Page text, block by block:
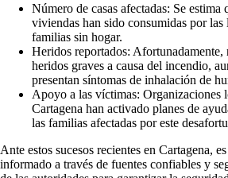
Número de casas afectadas: Se estima
viviendas han sido consumidas por las
familias sin hogar.
Heridos reportados: Afortunadamente,
heridos graves a causa del incendio,
presentan síntomas de inhalación de
Apoyo a las víctimas: Organizaciones
Cartagena han activado planes de
las familias afectadas por este
Ante estos sucesos recientes en Cartagena,
informado a través de fuentes confiables y